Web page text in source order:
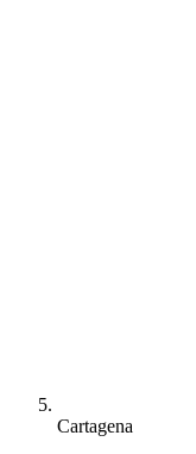
Cartagena